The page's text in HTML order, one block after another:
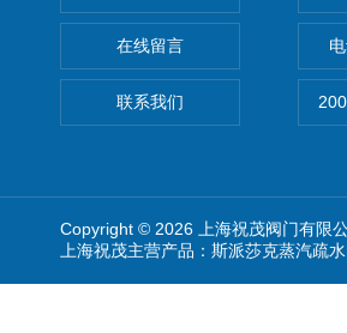
在线留言
联系我们
Copyright © 2026 上海祝茂阀门有限
上海祝茂主营产品：斯派莎克蒸汽疏